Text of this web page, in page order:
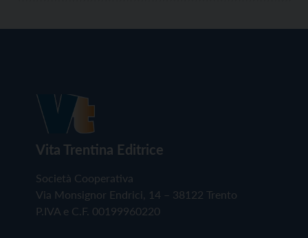
Vita Trentina Editrice
Società Cooperativa
Via Monsignor Endrici, 14 – 38122 Trento
P.IVA e C.F. 00199960220